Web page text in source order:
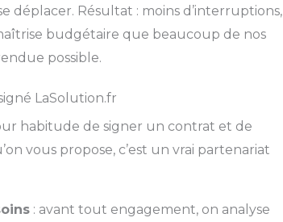
déplacer. Résultat : moins d’interruptions,
budgétaire que beaucoup de nos
possible.
LaSolution.fr
habitude de signer un contrat et de
vous propose, c’est un vrai partenariat
: avant tout engagement, on analyse